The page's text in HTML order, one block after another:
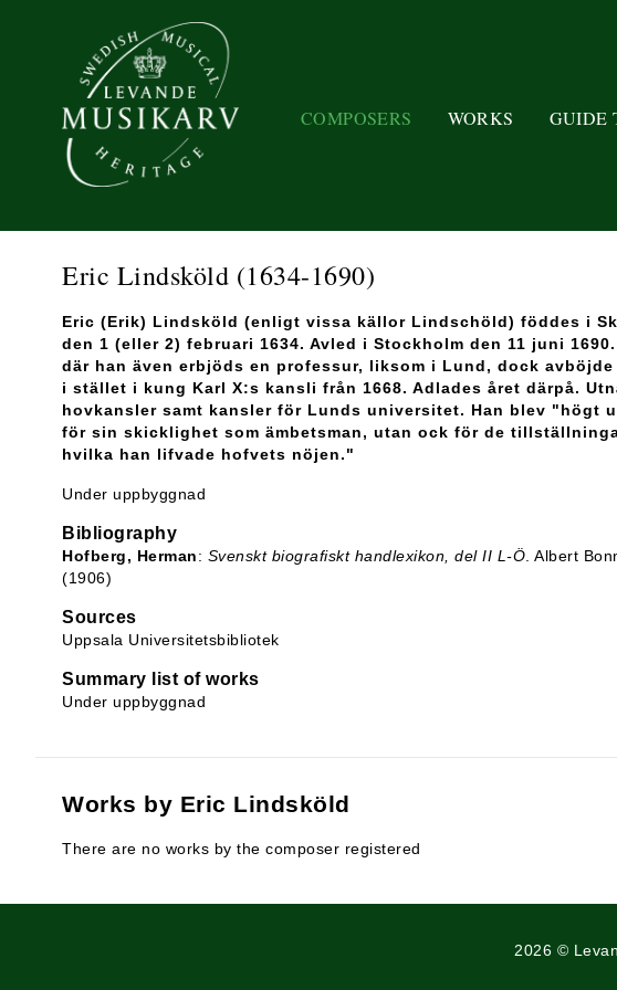
COMPOSERS WORKS GUIDE
Eric Lindsköld (1634-1690)
Eric (Erik) Lindsköld (enligt vissa källor Lindschöld) föddes i
den 1 (eller 2) februari 1634. Avled i Stockholm den 11 juni
där han även erbjöds en professur, liksom i Lund, dock
i stället i kung Karl X:s kansli från 1668. Adlades året därpå.
hovkansler samt kansler för Lunds universitet. Han blev "högt
för sin skicklighet som ämbetsman, utan ock för de
hvilka han lifvade hofvets nöjen."
Under uppbyggnad
Bibliography
Hofberg, Herman: Svenskt biografiskt handlexikon, del II L-Ö . Albert
(1906)
Sources
Uppsala Universitetsbibliotek
Summary list of works
Under uppbyggnad
Works by Eric Lindsköld
There are no works by the composer registered
2026 ©